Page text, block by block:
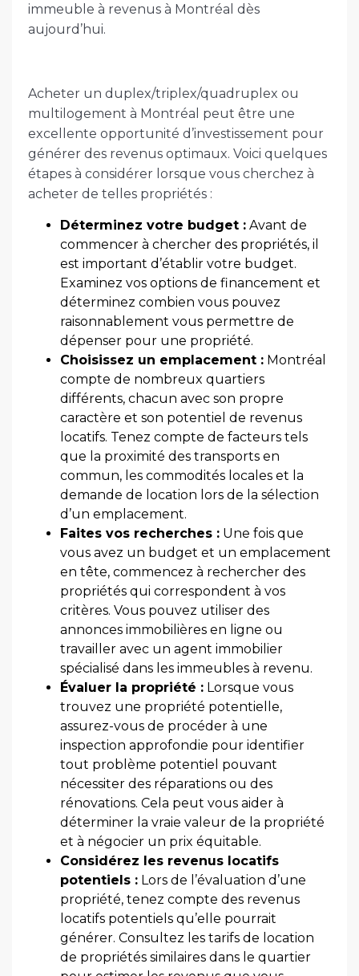
immeuble à revenus à Montréal dès
aujourd’hui.
Acheter un duplex/triplex/quadruplex ou
multilogement à Montréal peut être une
excellente opportunité d’investissement pour
générer des revenus optimaux. Voici quelques
étapes à considérer lorsque vous cherchez à
acheter de telles propriétés :
Déterminez votre budget : Avant de
commencer à chercher des propriétés, il
est important d’établir votre budget.
Examinez vos options de financement et
déterminez combien vous pouvez
raisonnablement vous permettre de
dépenser pour une propriété.
Choisissez un emplacement : Montréal
compte de nombreux quartiers
différents, chacun avec son propre
caractère et son potentiel de revenus
locatifs. Tenez compte de facteurs tels
que la proximité des transports en
commun, les commodités locales et la
demande de location lors de la sélection
d’un emplacement.
Faites vos recherches : Une fois que
vous avez un budget et un emplacement
en tête, commencez à rechercher des
propriétés qui correspondent à vos
critères. Vous pouvez utiliser des
annonces immobilières en ligne ou
travailler avec un agent immobilier
spécialisé dans les immeubles à revenu.
Évaluer la propriété : Lorsque vous
trouvez une propriété potentielle,
assurez-vous de procéder à une
inspection approfondie pour identifier
tout problème potentiel pouvant
nécessiter des réparations ou des
rénovations. Cela peut vous aider à
déterminer la vraie valeur de la propriété
et à négocier un prix équitable.
Considérez les revenus locatifs
potentiels : Lors de l’évaluation d’une
propriété, tenez compte des revenus
locatifs potentiels qu’elle pourrait
générer. Consultez les tarifs de location
de propriétés similaires dans le quartier